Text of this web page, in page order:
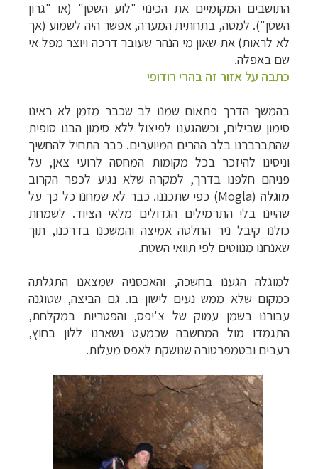
התושבים המקומיים את הכינוי "לוע השטן" (או "גרון
השטן"). למטה, בתחתית המערה, אפשר היה לשמוע (אך
לא לראות) את שאון מי הנהר שעובר דרכה ויוצר מפל אי
שם באפלה.
כתבה על אזור זה בהרי רודופי
בהמשך הדרך פתאום שמנו לב שכבר מזמן לא ראינו
סימון שבילים, וכשהגענו לפיצול ללא סימון הבנו סופית
שהתברברנו בלב ההרים המיוערים. כבר התחיל להחשיך
וניסינו להיזכר בכל מקומות המחסה לרועי צאן, על
פניהם חלפנו בדרך, למקרה שלא נגיע לכפר הקרוב
מוגלה (Mogla) כפי שתכננו. כבר לא שמחנו כל כך על
שהיינו בלי התרמילים הגדולים מלאי הציוד. לשמחת
כולנו קיבל ניר החלטה אמיצה והמשכנו בדרכנו, תוך
שאנחנו מנווטים לפי תוואי השטח.
למוגלה הגענו בחשכה, והאכסניה שמצאנו התגלתה
כמקום שלא ממש נעים לישון בו. גם הביצה, שטוגנה
עבורנו בשמן עמוק של צ'יפס, והפטריות במקלחת,
התגמדו מול המחשבה שכמעט נשארנו ללון בחוץ,
רעבים ובטמפרטורה שנושקת לאפס מעלות.